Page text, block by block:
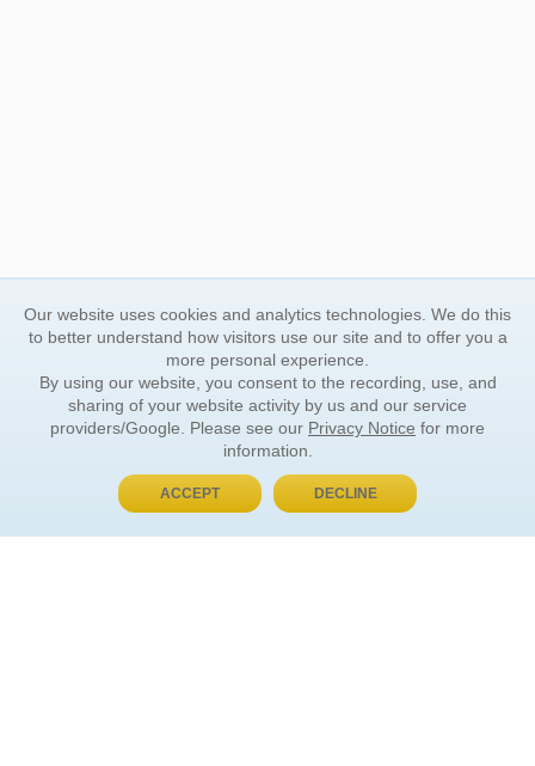
BUY NOW, PAY LATER
Our website uses cookies and analytics technologies. We do this
to better understand how visitors use our site and to offer you a
more personal experience.
By using our website, you consent to the recording, use, and
sharing of your website activity by us and our service
providers/Google. Please see our Privacy Notice for more
information.
ACCEPT DECLINE